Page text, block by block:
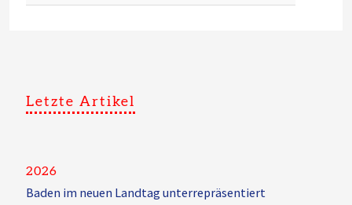
Letzte Artikel
2026
Baden im neuen Landtag unterrepräsentiert